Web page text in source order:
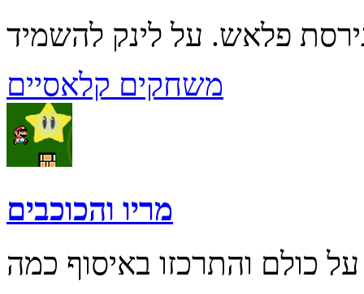
משחקים קלאסיים
מריו והכוכבים